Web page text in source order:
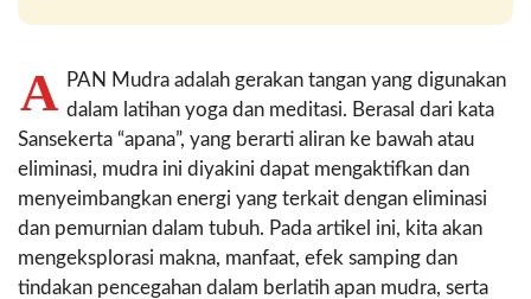
A PAN Mudra adalah gerakan tangan yang digunakan
dalam latihan yoga dan meditasi. Berasal dari kata
Sansekerta “apana”, yang berarti aliran ke bawah atau
eliminasi, mudra ini diyakini dapat mengaktifkan dan
menyeimbangkan energi yang terkait dengan eliminasi
dan pemurnian dalam tubuh. Pada artikel ini, kita akan
mengeksplorasi makna, manfaat, efek samping dan
tindakan pencegahan dalam berlatih apan mudra, serta